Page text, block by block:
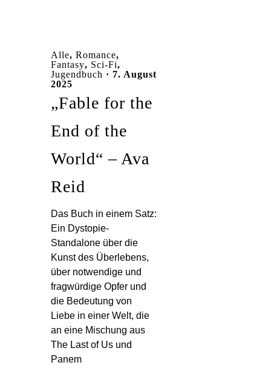
Alle, Romance,
Fantasy, Sci-Fi,
Jugendbuch · 7. August
2025
„Fable for the
End of the
World“ – Ava
Reid
Das Buch in einem Satz:
Ein Dystopie-
Standalone über die
Kunst des Überlebens,
über notwendige und
fragwürdige Opfer und
die Bedeutung von
Liebe in einer Welt, die
an eine Mischung aus
The Last of Us und
Panem